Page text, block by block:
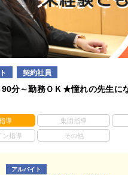
契約社員
分～勤務ＯＫ★憧れの先生に
導 集団指導
指導 その他
アルバイト